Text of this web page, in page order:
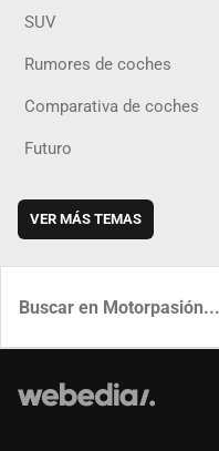
SUV
Rumores de coches
Comparativa de coches
Futuro
VER MÁS TEMAS